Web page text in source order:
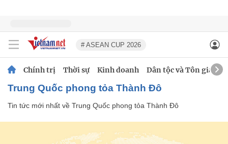
# ASEAN CUP 2026
Chính trị Thời sự Kinh doanh Dân tộc và Tôn giáo
Trung Quốc phong tỏa Thành Đô
Tin tức mới nhất về Trung Quốc phong tỏa Thành Đô